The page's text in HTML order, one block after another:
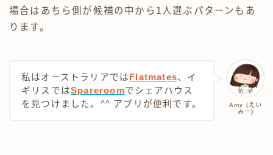
場合はあちら側が候補の中から1人選ぶパターンもあ
ります。
Amy (えい
みー)
私はオーストラリアでは Flatmates、イ
ギリスではSpareroomでシェアハウス
を見つけました。^^ アプリが便利です。